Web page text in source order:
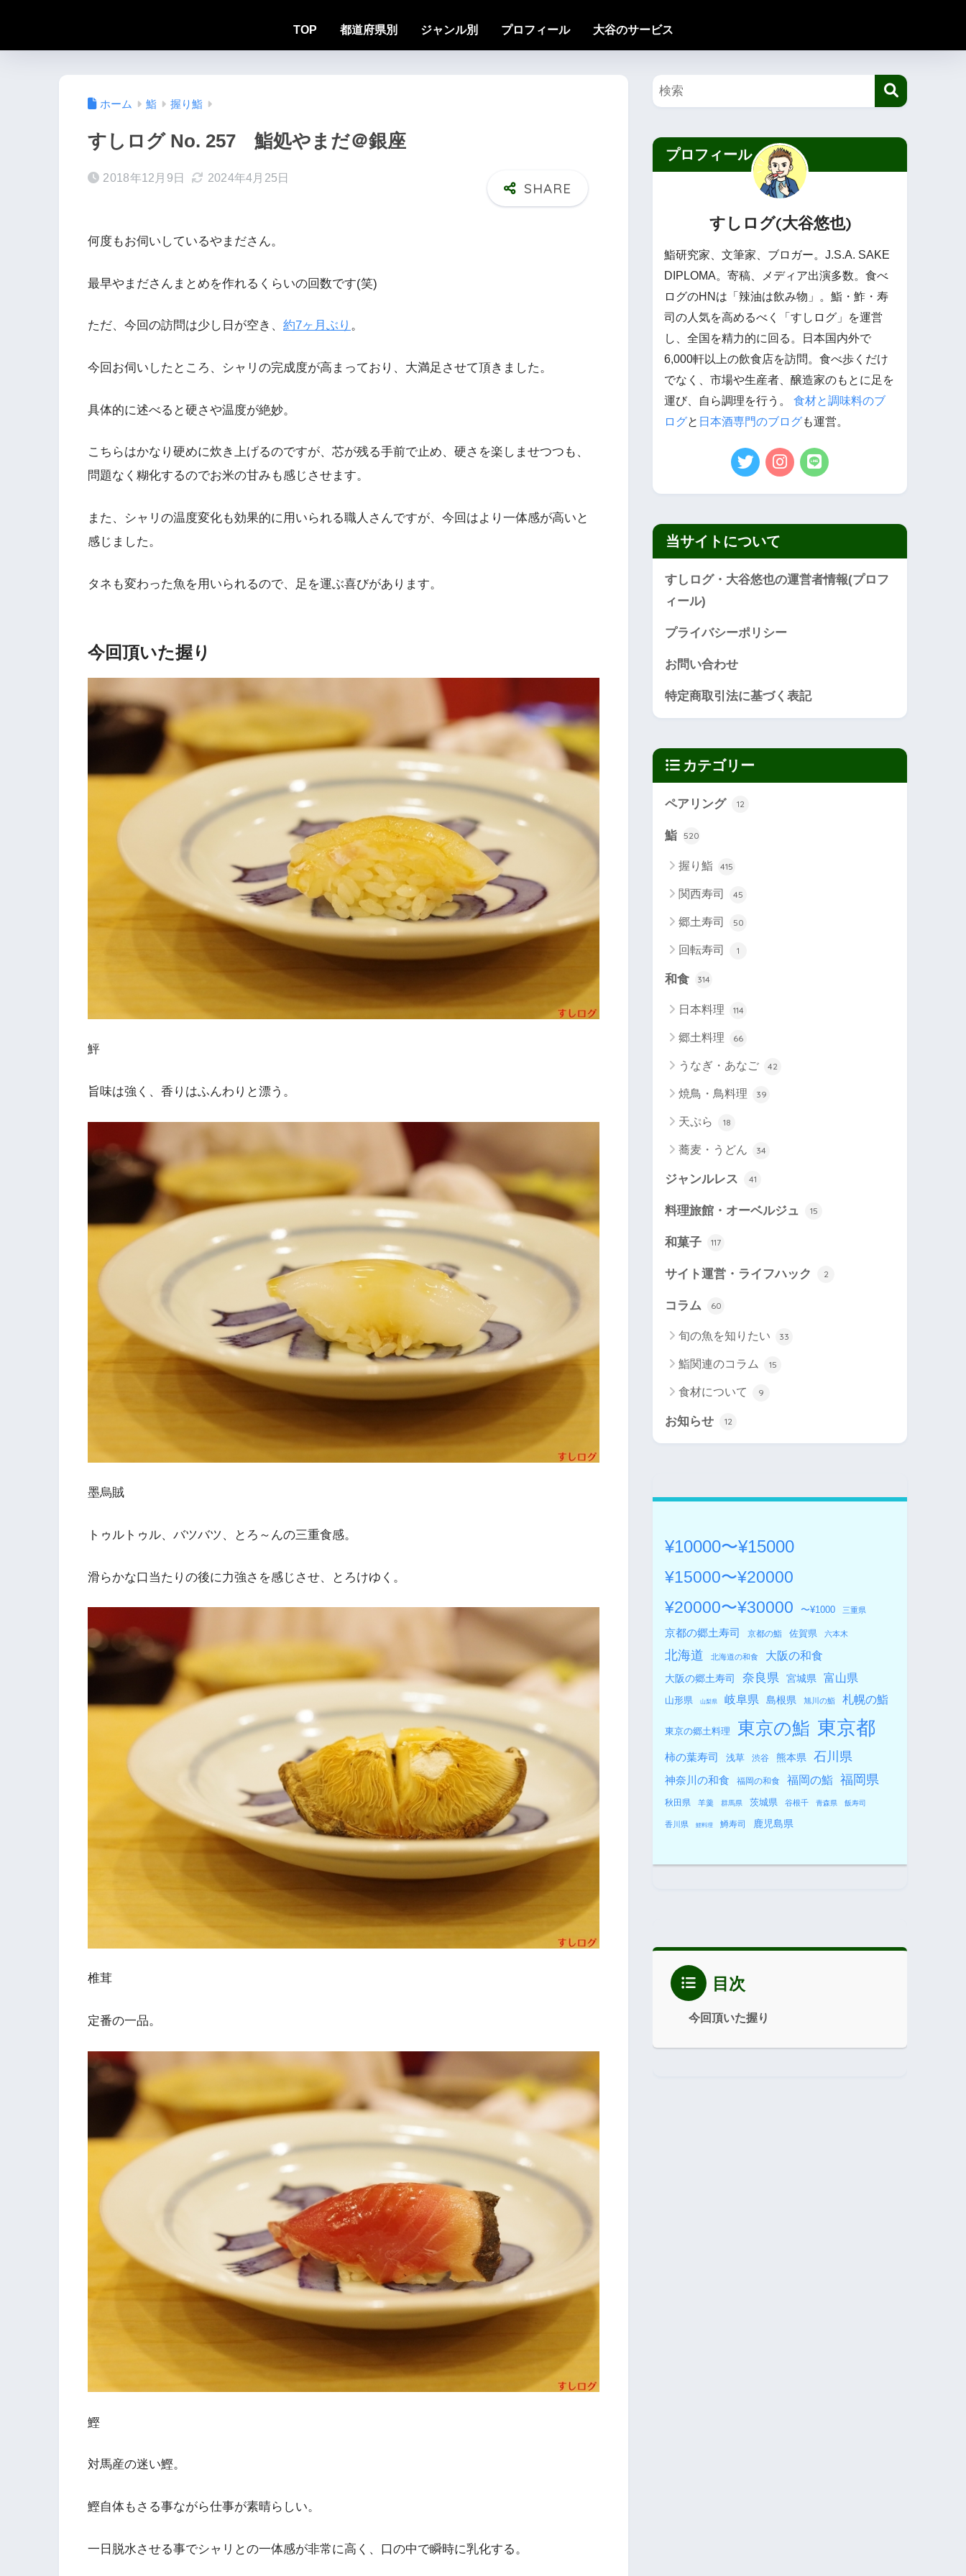
TOP 都道府県別 ジャンル別 プロフィール 大谷のサービス
ホーム 鮨 握り鮨
すしログ No. 257 鮨処やまだ＠銀座
2018年12月9日 2024年4月25日
何度もお伺いしているやまださん。
最早やまださんまとめを作れるくらいの回数です(笑)
ただ、今回の訪問は少し日が空き、 約7ヶ月ぶり 。
今回お伺いしたところ、シャリの完成度が高まっており、大満足させて頂きました。
具体的に述べると硬さや温度が絶妙。
こちらはかなり硬めに炊き上げるのですが、芯が残る手前で止め、硬さを楽しませつつも、
問題なく糊化するのでお米の甘みも感じさせます。
また、シャリの温度変化も効果的に用いられる職人さんですが、今回はより一体感が高いと
感じました。
タネも変わった魚を用いられるので、足を運ぶ喜びがあります。
今回頂いた握り
鮃
旨味は強く、香りはふんわりと漂う。
墨烏賊
トゥルトゥル、バツバツ、とろ～んの三重食感。
滑らかな口当たりの後に力強さを感じさせ、とろけゆく。
椎茸
定番の一品。
鰹
対馬産の迷い鰹。
鰹自体もさる事ながら仕事が素晴らしい。
一日脱水させる事でシャリとの一体感が非常に高く、口の中で瞬時に乳化する。
プロフィール
すしログ(大谷悠也)
鮨研究家、文筆家、ブロガー。J.S.A. SAKE
DIPLOMA。寄稿、メディア出演多数。食べ
ログのHNは「辣油は飲み物」。鮨・鮓・寿
司の人気を高めるべく「すしログ」を運営
し、全国を精力的に回る。日本国内外で
6,000軒以上の飲食店を訪問。食べ歩くだけ
でなく、市場や生産者、醸造家のもとに足を
運び、自ら調理を行う。 食材と調味料のブ
ログと 日本酒専門のブログも運営。
当サイトについて
すしログ・大谷悠也の運営者情報(プロフ
ィール)
プライバシーポリシー
お問い合わせ
特定商取引法に基づく表記
カテゴリー
ペアリング 12
鮨 520
握り鮨 415
関西寿司 45
郷土寿司 50
回転寿司 1
和食 314
日本料理 114
郷土料理 66
うなぎ・あなご 42
焼鳥・鳥料理 39
天ぷら 18
蕎麦・うどん 34
ジャンルレス 41
料理旅館・オーベルジュ 15
和菓子 117
サイト運営・ライフハック 2
コラム 60
旬の魚を知りたい 33
鮨関連のコラム 15
食材について 9
お知らせ 12
¥10000〜¥15000
¥15000〜¥20000
¥20000〜¥30000
〜¥1000 三重県
京都の郷土寿司 京都の鮨 佐賀県 六本木
北海道 北海道の和食 大阪の和食
大阪の郷土寿司 奈良県 宮城県 富山県
山形県 山梨県 岐阜県 島根県 旭川の鮨 札幌の鮨
東京の郷土料理 東京の鮨 東京都
柿の葉寿司 浅草 渋谷 熊本県 石川県
神奈川の和食 福岡の和食 福岡の鮨 福岡県
秋田県 羊羹 群馬県 茨城県 谷根千 青森県 飯寿司
香川県 鯉料理 鱒寿司 鹿児島県
目次
今回頂いた握り